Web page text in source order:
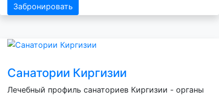
Забронировать
Санатории Киргизии
Лечебный профиль санаториев Киргизии - органы